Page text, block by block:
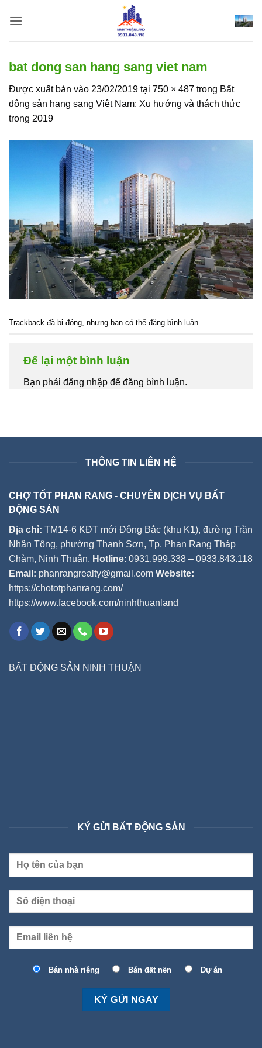
qua
bat dong san hang sang viet nam
Được xuất bản vào 23/02/2019 tại 750 × 487 trong Bất
động sản hạng sang Việt Nam: Xu hướng và thách thức
trong 2019
Trackback đã bị đóng, nhưng bạn có thể đăng bình luận
Để lại một bình luận
Bạn phải đăng nhập để đăng bình luận.
THÔNG TIN LIÊN HỆ
CHỢ TỐT PHAN RANG - CHUYÊN DỊCH VỤ BẤT
ĐỘNG SẢN
Địa chỉ: TM14-6 KĐT mới Đông Bắc (khu K1), đường Trần
Nhân Tông, phường Thanh Sơn, Tp. Phan Rang Tháp
Chàm, Ninh Thuận. Hotline: 0931.999.338 – 0933.843.118
Email: phanrangrealty@gmail.com Website:
https://chototphanrang.com/
https://www.facebook.com/ninhthuanland
BẤT ĐỘNG SẢN NINH THUẬN
KÝ GỬI BẤT ĐỘNG SẢN
Bán nhà riêng Bán đất nền Dự án